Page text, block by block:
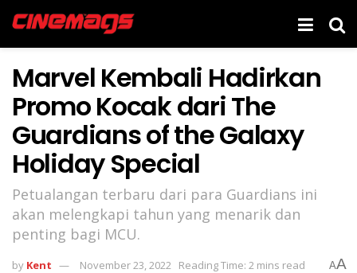
Marvel Kembali Hadirkan
Promo Kocak dari The
Guardians of the Galaxy
Holiday Special
Petualangan terbaru dari para Guardians ini
akan melengkapi tahun yang menarik dan
penting bagi MCU.
by Kent November 23, 2022 Reading Time: 2 mins read AA